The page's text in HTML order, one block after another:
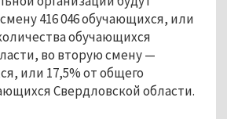
416 046 обучающихся, или
обучающихся
во вторую смену —
или 17,5% от общего
Свердловской области.